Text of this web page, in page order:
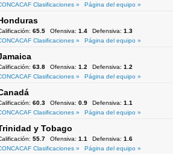
Clasificaciones »
Página del equipo »
65.5 Ofensiva: 1.4 Defensiva: 1.3
Clasificaciones »
Página del equipo »
63.8 Ofensiva: 1.2 Defensiva: 1.2
Clasificaciones »
Página del equipo »
60.3 Ofensiva: 0.9 Defensiva: 1.1
Clasificaciones »
Página del equipo »
y Tobago
55.7 Ofensiva: 1.1 Defensiva: 1.6
Clasificaciones »
Página del equipo »